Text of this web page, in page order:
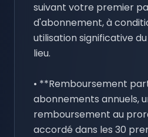
suivant votre premier
d'abonnement, à
utilisation significative
lieu.
• **Remboursement
abonnements annuels,
remboursement au
accordé dans les 30